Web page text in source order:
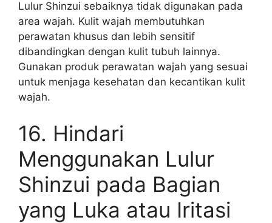
Lulur Shinzui sebaiknya tidak digunakan pada
area wajah. Kulit wajah membutuhkan
perawatan khusus dan lebih sensitif
dibandingkan dengan kulit tubuh lainnya.
Gunakan produk perawatan wajah yang sesuai
untuk menjaga kesehatan dan kecantikan kulit
wajah.
16. Hindari
Menggunakan Lulur
Shinzui pada Bagian
yang Luka atau Iritasi